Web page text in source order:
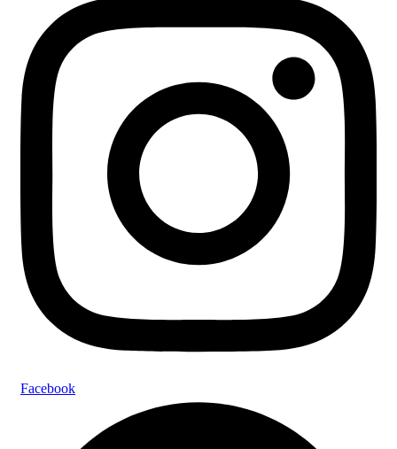
Facebook